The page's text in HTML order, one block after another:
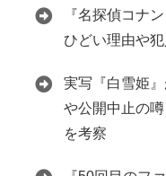
『名探偵コナ
ひどい理由や
実写『白雪姫
や公開中止の
を考察